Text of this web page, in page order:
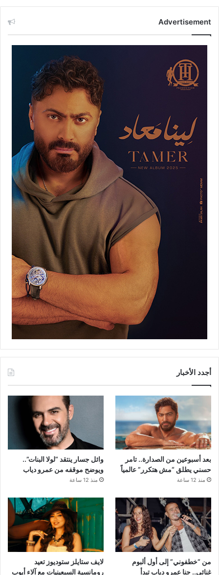
Advertisement
أجدد الأخبار
بعد أسبوعين من الصدارة.. تامر
حسني يطلق “مش هتكرر” عالمياً
منذ 12 ساعة
وائل جسار ينتقد “لولا البنات”..
ويوضح موقفه من عمرو دياب
منذ 12 ساعة
من “خطفوني” إلى أول ألبوم
غنائي.. جنا عمرو دياب تبدأ
لايف ستايلز ستوديوز تعيد
رومانسية السبعينيات مع آلاء أيوب